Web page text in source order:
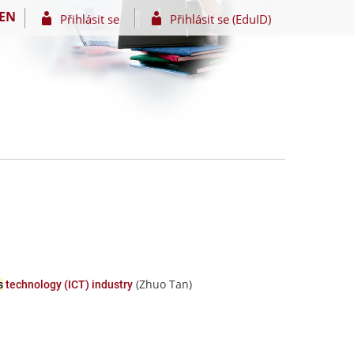
Přihlásit se Přihlásit se (EduID)
technology (ICT) industry (Zhuo Tan)